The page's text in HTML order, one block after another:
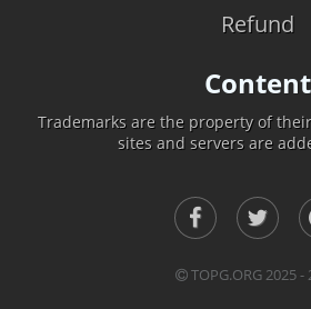
Refund
Content
Trademarks are the property of
sites and servers are
TOPG.ORG 2025 -